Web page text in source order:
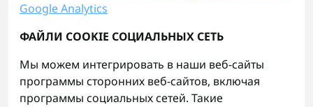
Google Analytics
ФАЙЛИ COOKIE СОЦИАЛЬНЫХ СЕТЬ
Мы можем интегрировать в наши веб-сайты
программы сторонних веб-сайтов, включая
программы социальных сетей. Такие